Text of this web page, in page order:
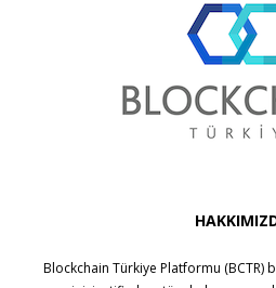
Blockchain Türkiye Platformu (BCTR)